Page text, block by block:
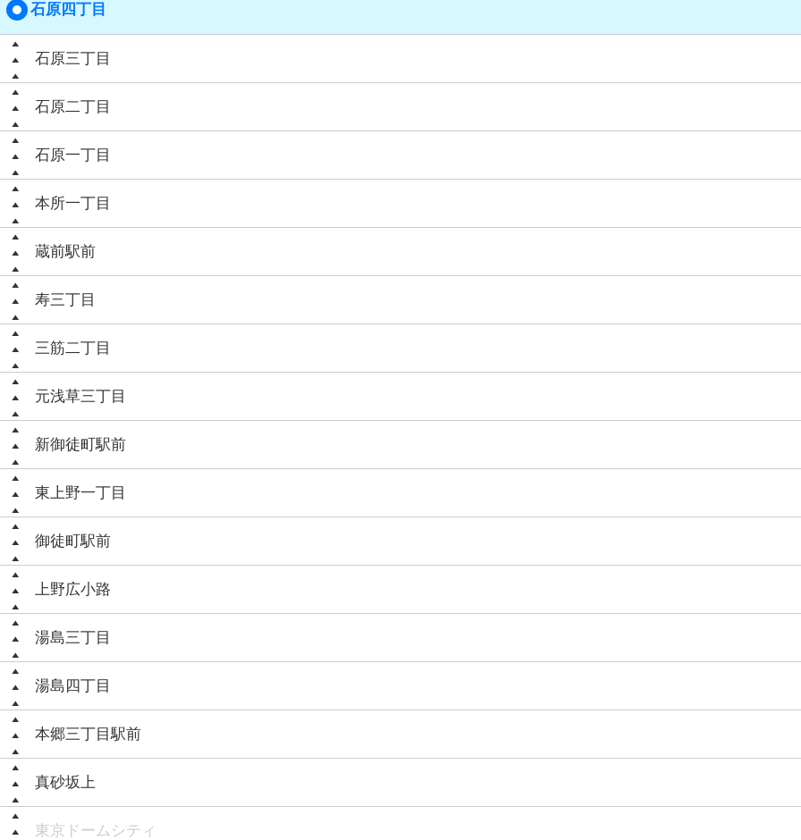
石原四丁目
石原三丁目
石原二丁目
石原一丁目
本所一丁目
蔵前駅前
寿三丁目
三筋二丁目
元浅草三丁目
新御徒町駅前
東上野一丁目
御徒町駅前
上野広小路
湯島三丁目
湯島四丁目
本郷三丁目駅前
真砂坂上
東京ドームシティ